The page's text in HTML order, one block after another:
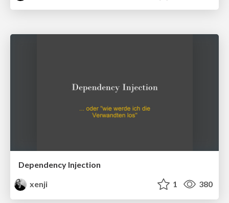
Dependency Injection
xenji
1 380